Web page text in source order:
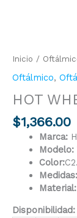
Inicio /
Oftálmico,
HOT
$1,366.00
Marca:
Modelo:
Color:C2.
Medidas:
Material:
Disponibilidad: